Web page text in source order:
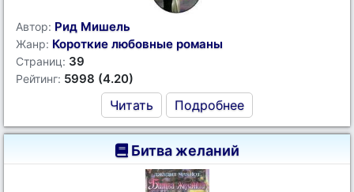
Автор: Рид Мишель
Жанр: Короткие любовные романы
Страниц: 39
Рейтинг: 5998 (4.20)
Читать Подробнее
Битва желаний